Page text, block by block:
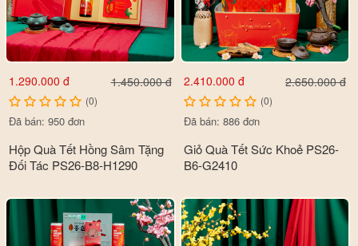
1.290.000 đ 1.450.000 đ
(0)
Đã bán: 950 đơn
Hộp Quà Tết Hồng Sâm Tặng
Đối Tác PS26-B8-H1290
2.410.000 đ 2.650.000 đ
(0)
Đã bán: 886 đơn
Giỏ Quà Tết Sức Khoẻ PS26-
B6-G2410